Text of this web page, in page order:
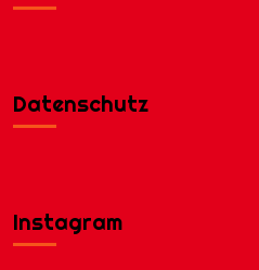
Datenschutz
Instagram